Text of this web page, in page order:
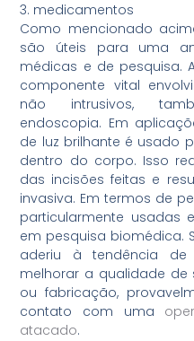
3. medicamentos
Como mencionado
são úteis para uma
médicas e de pesquisa.
componente vital
não intrusivos,
endoscopia. Em
de luz brilhante é usado
dentro do corpo. Isso
das incisões feitas e
invasiva. Em termos de
particularmente usadas
em pesquisa biomédica.
aderiu à tendência
melhorar a qualidade de
ou fabricação,
contato com uma
atacado.